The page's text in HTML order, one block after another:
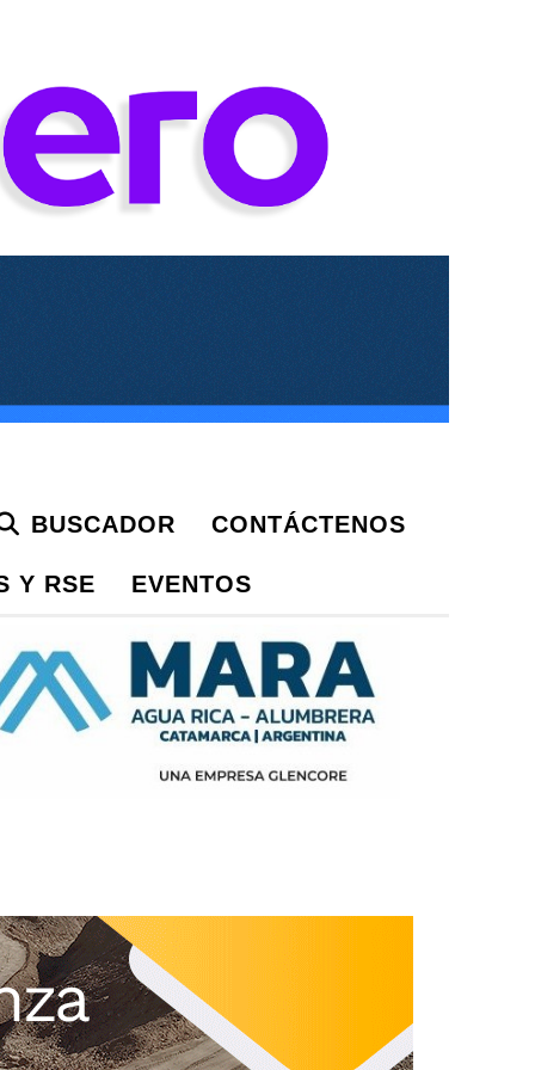
BUSCADOR CONTÁCTENOS
Y RSE EVENTOS